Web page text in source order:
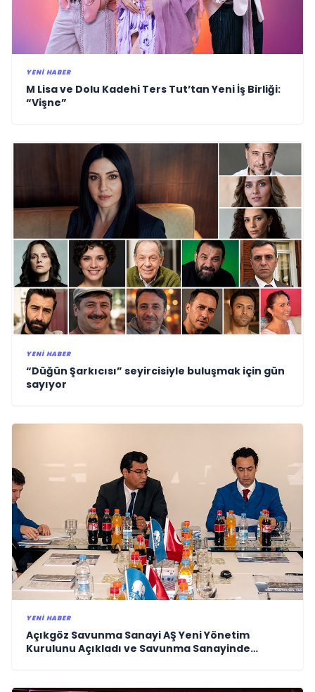
YENI HABER
M Lisa ve Dolu Kadehi Ters Tut’tan Yeni İş Birliği:
“Vişne”
YENI HABER
“Düğün Şarkıcısı” seyircisiyle buluşmak için gün
sayıyor
YENI HABER
Açıkgöz Savunma Sanayi AŞ Yeni Yönetim
Kurulunu Açıkladı ve Savunma Sanayinde